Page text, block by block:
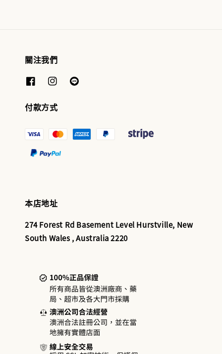
關注我們
付款方式
本店地址
274 Forest Rd Basement Level Hurstville, New
South Wales , Australia 2220